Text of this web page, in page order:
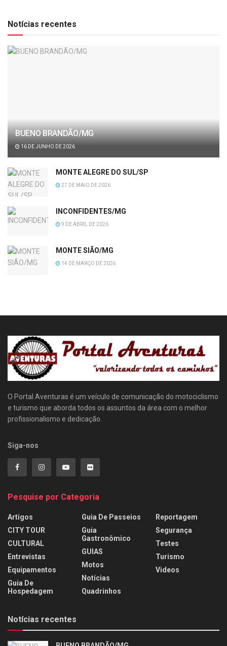
Notícias recentes
BUENO BRANDÃO/MG
16 DE JUNHO DE 2026
MONTE ALEGRE DO SUL/SP
27 DE MAIO DE 2026
INCONFIDENTES/MG
9 DE ABRIL DE 2026
MONTE SIÃO/MG
14 DE MARÇO DE 2026
O Portal Aventuras é um veículo de comunicação do motociclismo
e turismo que aborda todos os assuntos da área com o melhor
profissionalismo e dedicação.
Siga-nos
Pesquise por Categoria
Artigos
CITY TOUR
CULTURAL
Entrevistas
Equipamentos
Guia De
Hospedagem
Guia De Passeios
Guia
Gastronômico
GUIAS
Motos
Notícias
Quadrinhos
Reportagem
Segurança
Testes
Turismo
Videos
Notícias recentes